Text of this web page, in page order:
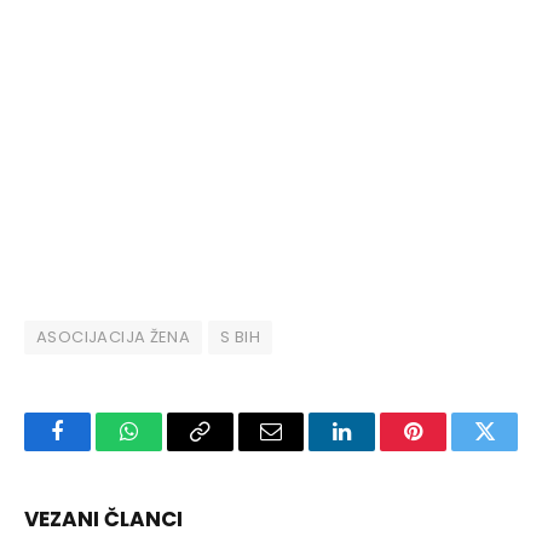
ASOCIJACIJA ŽENA S BIH
FacebookWhatsAppCopy
Email LinkedInPinterest
VEZANI ČLANCI